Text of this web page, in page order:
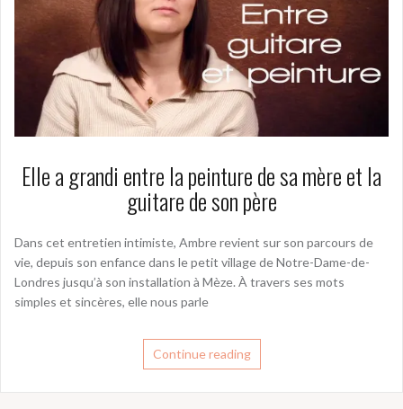
Elle a grandi entre la peinture de sa mère et la
guitare de son père
Dans cet entretien intimiste, Ambre revient sur son parcours de
vie, depuis son enfance dans le petit village de Notre-Dame-de-
Londres jusqu’à son installation à Mèze. À travers ses mots
simples et sincères, elle nous parle
Continue reading